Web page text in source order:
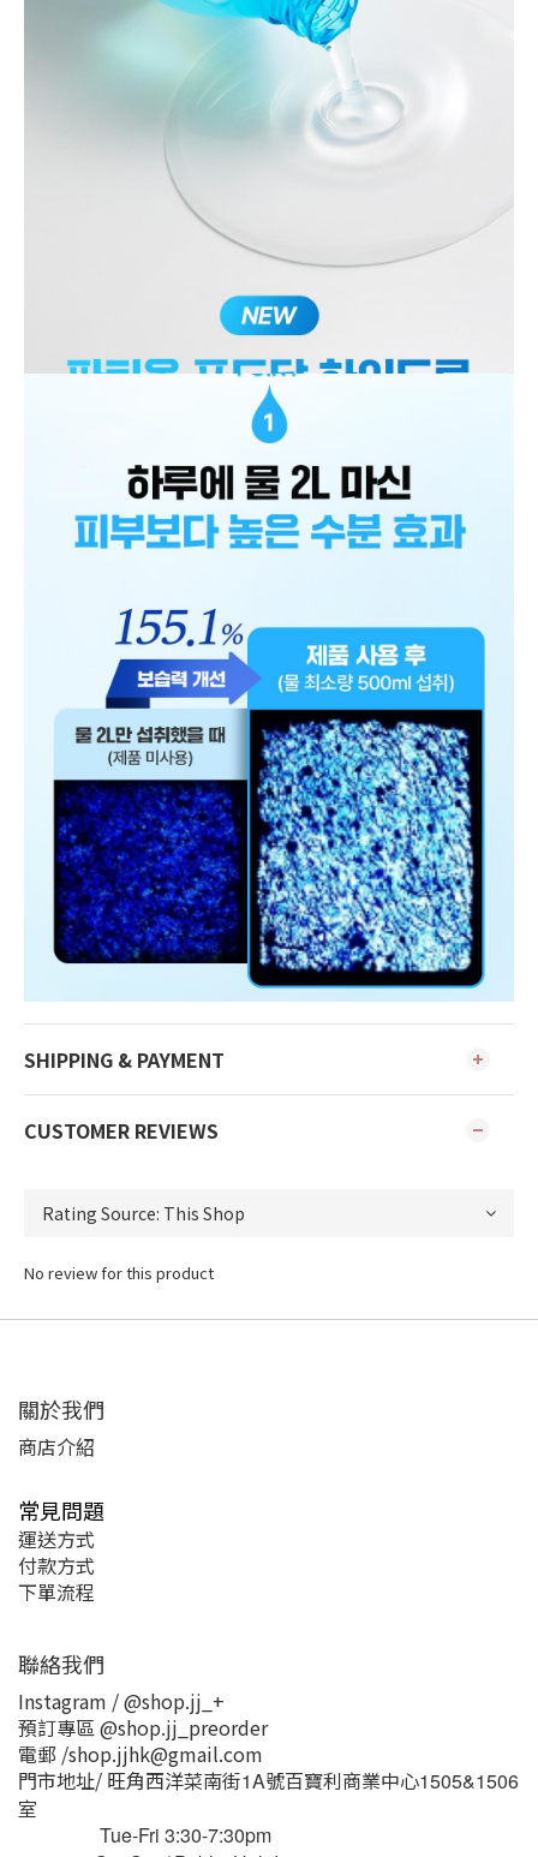
SHIPPING & PAYMENT
CUSTOMER REVIEWS
No review for this product
關於我們
商店介紹
常見問題
運送方式
付款方式
下單流程
聯絡我們
Instagram / @shop.jj_+
預訂專區 @shop.jj_preorder
電郵 /shop.jjhk@gmail.com
門市地址/ 旺角西洋菜南街1A號百寶利商業中心1505&1506
室
Tue-Fri 3:30-7:30pm